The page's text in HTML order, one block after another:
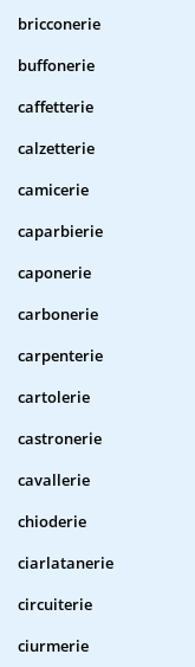
bricconerie
buffonerie
caffetterie
calzetterie
camicerie
caparbierie
caponerie
carbonerie
carpenterie
cartolerie
castronerie
cavallerie
chioderie
ciarlatanerie
circuiterie
ciurmerie